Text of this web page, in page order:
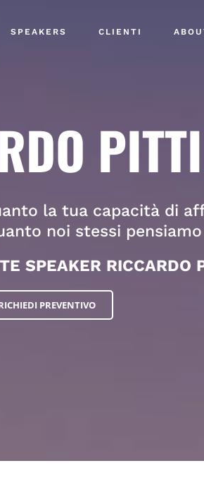
SPEAKERS CLIENTI
la tua capacità di
noi stessi pensiamo
SPEAKER RICCARDO
PREVENTIVO